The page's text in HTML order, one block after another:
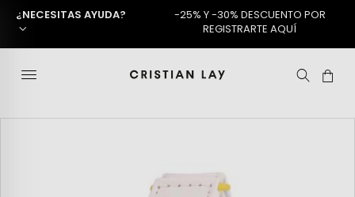
¿NECESITAS AYUDA?
-25% Y -30% DESCUENTO POR
REGISTRARTE AQUÍ